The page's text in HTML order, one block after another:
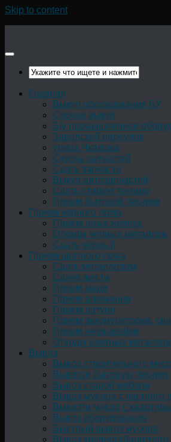
Skip to content
Главная
Выкуп оборудования БУ
Срочно выкуп
Б/у промышленное
Заводской переулок
улица Чкалова
Скупка запчастей
Сдать запчасти
Выкуп автозапчастей
Сдать старую технику
Прием бытовой техники
Прием черного лома
Приём лома железа
Отходы черных металлов
Сдать чёрный
Прием цветного лома
Сдать металлолом
Сдача жести
Прием меди
Прием алюминия
Прием латуни
Прием аккумуляторов,
Прием нержавейки
Отходы цветных металлов
Вывоз
Вывоз строительного
Вывезти бытовую технику
Вывоз старой мебели
Вывоз мусора с частного
Вывезти мусор с квартиры
Вывоз оборудования
Быстрый вывоз мусора
Вывоз